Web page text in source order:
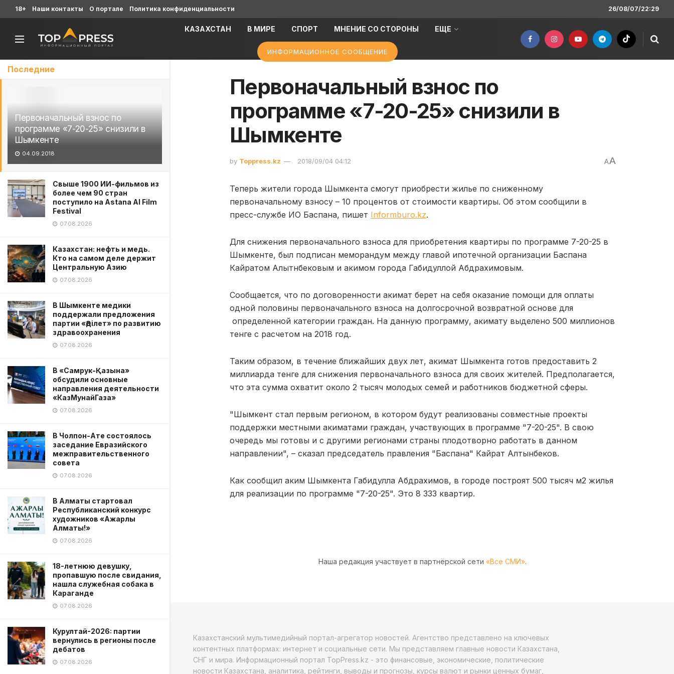
Последние
Первоначальный взнос по
программе «7-20-25» снизили в
Шымкенте
04.09.2018
Свыше 1900 ИИ-фильмов из
более чем 90 стран
поступило на Astana AI Film
Festival
07.08.2026
Казахстан: нефть и медь.
Кто на самом деле держит
Центральную Азию
07.08.2026
В Шымкенте медики
поддержали предложения
партии «Әділет» по развитию
здравоохранения
07.08.2026
В «Самрук-Қазына»
обсудили основные
направления деятельности
«КазМунайГаза»
07.08.2026
В Чолпон-Ате состоялось
заседание Евразийского
межправительственного
совета
07.08.2026
В Алматы стартовал
Республиканский конкурс
художников «Ажарлы
Алматы!»
07.08.2026
18-летнюю девушку,
пропавшую после свидания,
нашла служебная собака в
Караганде
07.08.2026
Курултай-2026: партии
вернулись в регионы после
дебатов
07.08.2026
18+ Наши контакты О портале Политика конфиденциальности 26/08/07/22:29
КАЗАХСТАН В МИРЕ СПОРТ МНЕНИЕ СО СТОРОНЫ ЕЩЕ
ИНФОРМАЦИОННОЕ СООБЩЕНИЕ
Первоначальный взнос по
программе «7-20-25» снизили в
Шымкенте
by Toppress.kz 2018/09/04 04:12 AA
Теперь жители города Шымкента смогут приобрести жилье по сниженному
первоначальному взносу – 10 процентов от стоимости квартиры. Об этом сообщили в
пресс-службе ИО Баспана, пишет Informburo.kz.
Для снижения первоначального взноса для приобретения квартиры по программе 7-20-25 в
Шымкенте, был подписан меморандум между главой ипотечной организации Баспана
Кайратом Алытнбековым и акимом города Габидуллой Абдрахимовым.
Сообщается, что по договоренности акимат берет на себя оказание помощи для оплаты
одной половины первоначального взноса на долгосрочной возвратной основе для
определенной категории граждан. На данную программу, акимату выделено 500 миллионов
тенге с расчетом на 2018 год.
Таким образом, в течение ближайших двух лет, акимат Шымкента готов предоставить 2
миллиарда тенге для снижения первоначального взноса для своих жителей. Предполагается,
что эта сумма охватит около 2 тысяч молодых семей и работников бюджетной сферы.
"Шымкент стал первым регионом, в котором будут реализованы совместные проекты
поддержки местными акиматами граждан, участвующих в программе "7-20-25". В свою
очередь мы готовы и с другими регионами страны плодотворно работать в данном
направлении", – сказал председатель правления "Баспана" Кайрат Алтынбеков.
Как сообщил аким Шымкента Габидулла Абдрахимов, в городе построят 500 тысяч м2 жилья
для реализации по программе "7-20-25". Это 8 333 квартир.
Наша редакция участвует в партнёрской сети «Все СМИ».
Казахстанский мультимедийный портал-агрегатор новостей. Агентство представлено на ключевых
контентных платформах: интернет и социальные сети. Мы представляем главные новости Казахстана,
СНГ и мира. Информационный портал TopPress.kz - это финансовые, экономические, политические
новости Казахстана, аналитика, рейтинги, выводы и прогнозы, курсы валют и рынки ценных бумаг,